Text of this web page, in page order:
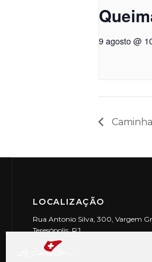
9 agosto @
LOCALIZAÇÃO
Rua Antonio Silva, 300, Vargem
Teresópolis, RJ
CEP: 25990-150